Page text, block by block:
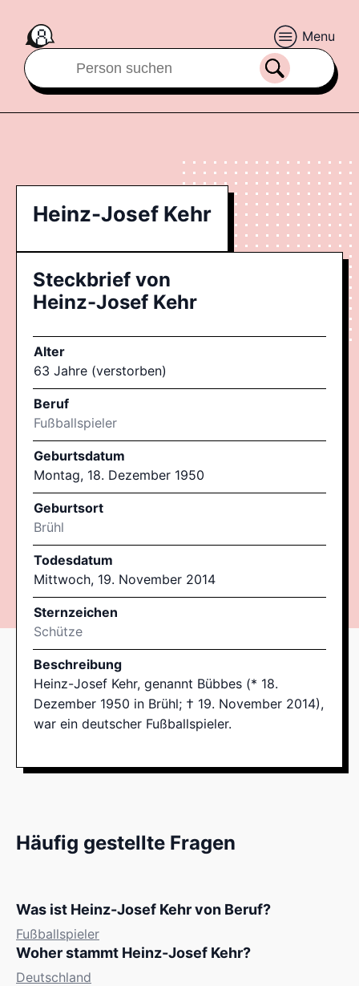
Menu
Heinz-Josef Kehr
Steckbrief von
Heinz-Josef Kehr
Alter
63 Jahre (verstorben)
Beruf
Fußballspieler
Geburtsdatum
Montag, 18. Dezember 1950
Geburtsort
Brühl
Todesdatum
Mittwoch, 19. November 2014
Sternzeichen
Schütze
Beschreibung
Heinz-Josef Kehr, genannt Bübbes (* 18.
Dezember 1950 in Brühl; † 19. November 2014),
war ein deutscher Fußballspieler.
Häufig gestellte Fragen
Was ist Heinz-Josef Kehr von Beruf?
Fußballspieler
Woher stammt Heinz-Josef Kehr?
Deutschland